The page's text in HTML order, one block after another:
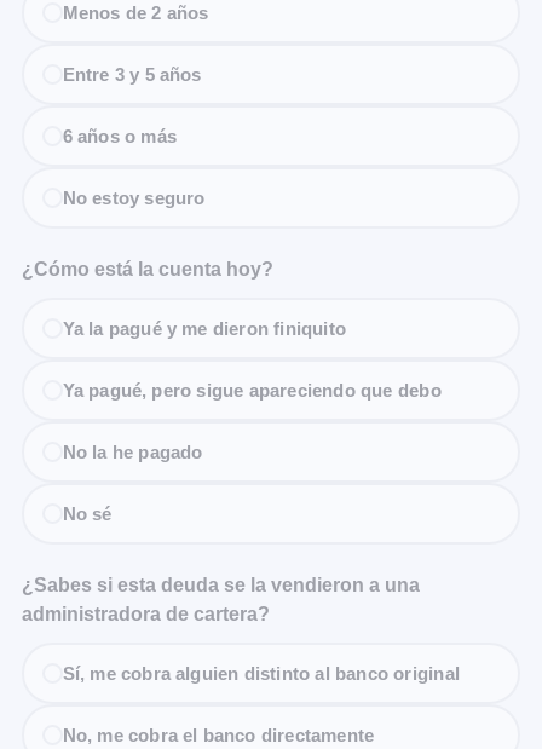
Menos de 2 años
Entre 3 y 5 años
6 años o más
No estoy seguro
¿Cómo está la cuenta hoy?
Ya la pagué y me dieron finiquito
Ya pagué, pero sigue apareciendo que debo
No la he pagado
No sé
¿Sabes si esta deuda se la vendieron a una
administradora de cartera?
Sí, me cobra alguien distinto al banco original
No, me cobra el banco directamente